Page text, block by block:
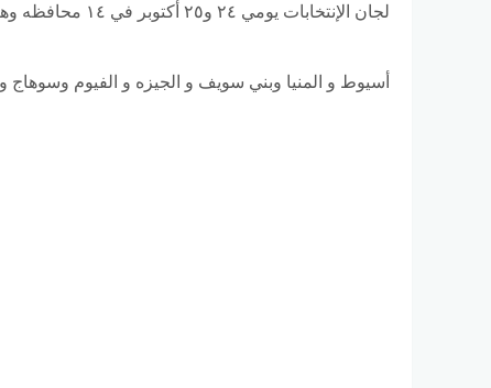
لجان الإنتخابات يومي ٢٤ و٢٥ أكتوبر في ١٤ محافظه وهم الاقصر و أسوان و
أسيوط و المنيا وبني سويف و الجيزه و الفيوم وسوهاج